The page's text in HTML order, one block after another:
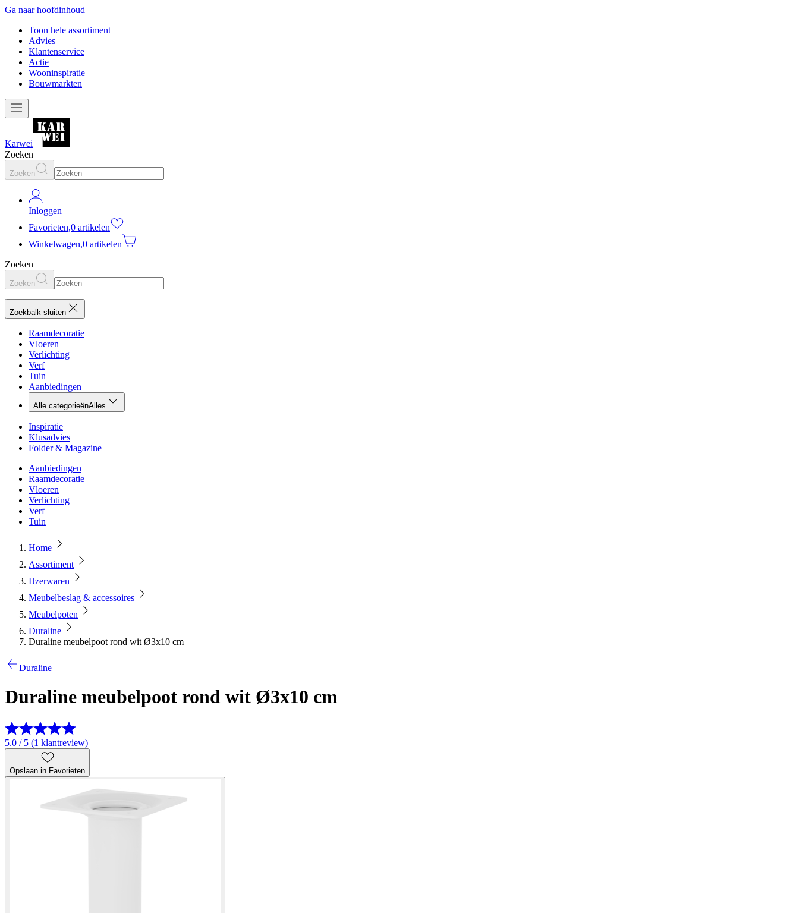
Ga naar hoofdinhoud
Toon hele assortiment
Advies
Klantenservice
Actie
Wooninspiratie
Bouwmarkten
Karwei
Zoeken
Zoeken
Inloggen
Favorieten,0 artikelen
Winkelwagen,0 artikelen
Zoeken
Zoeken
Zoekbalk sluiten
Raamdecoratie
Vloeren
Verlichting
Verf
Tuin
Aanbiedingen
Alle categorieënAlles
Inspiratie
Klusadvies
Folder & Magazine
Aanbiedingen
Raamdecoratie
Vloeren
Verlichting
Verf
Tuin
Home
Assortiment
IJzerwaren
Meubelbeslag & accessoires
Meubelpoten
Duraline
Duraline meubelpoot rond wit Ø3x10 cm
Duraline
Duraline meubelpoot rond wit Ø3x10 cm
5.0 / 5 (1 klantreview)
Opslaan in Favorieten